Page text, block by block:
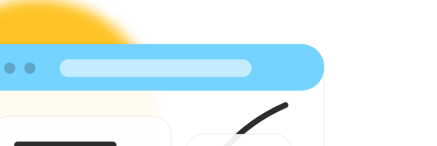
Технический
Аудит вашего
подрядчика
Анализ сайтов